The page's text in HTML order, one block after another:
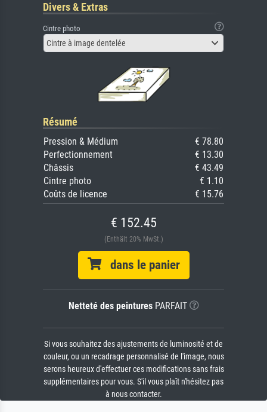
Divers & Extras
Cintre photo
Cintre à image dentelée
Résumé
Pression & Médium
€ 78.80
Perfectionnement
€ 13.30
Châssis
€ 43.49
Cintre photo
€ 1.10
Coûts de licence
€ 15.76
€ 152.45
(Enthält 20% MwSt.)
dans le panier
Netteté des peinturesPARFAIT
Si vous souhaitez des ajustements de luminosité et de
couleur, ou un recadrage personnalisé de l'image, nous
serons heureux d'effectuer ces modifications sans frais
supplémentaires pour vous. S'il vous plaît n'hésitez pas
à nous contacter.